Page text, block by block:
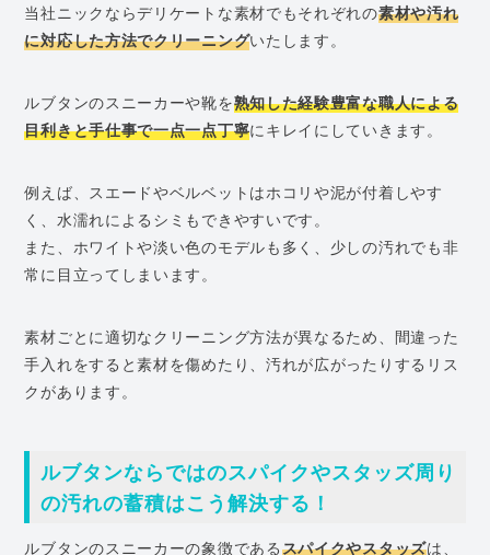
当社ニックならデリケートな素材でもそれぞれの素材や汚れ
に対応した方法でクリーニングいたします。
ルブタンのスニーカーや靴を熟知した経験豊富な職人による
目利きと手仕事で一点一点丁寧にキレイにしていきます。
例えば、スエードやベルベットはホコリや泥が付着しやす
く、水濡れによるシミもできやすいです。
また、ホワイトや淡い色のモデルも多く、少しの汚れでも非
常に目立ってしまいます。
素材ごとに適切なクリーニング方法が異なるため、間違った
手入れをすると素材を傷めたり、汚れが広がったりするリス
クがあります。
ルブタンならではのスパイクやスタッズ周り
の汚れの蓄積はこう解決する！
ルブタンのスニーカーの象徴であるスパイクやスタッズは、